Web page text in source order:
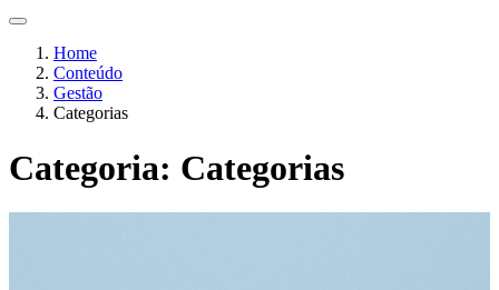
Home
Conteúdo
Gestão
Categorias
Categoria: Categorias